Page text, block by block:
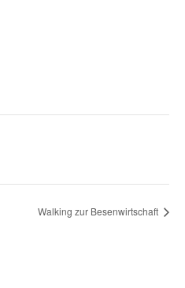
Walking zur Besenwirtschaft